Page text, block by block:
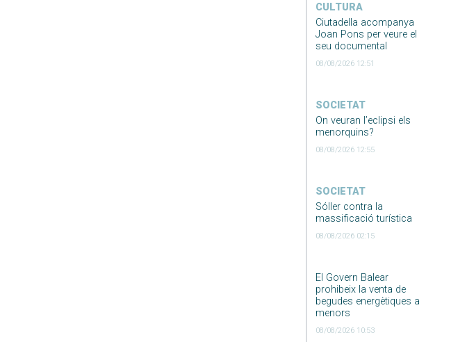
CULTURA
Ciutadella acompanya
Joan Pons per veure el
seu documental
08/08/2026 12:51
SOCIETAT
On veuran l’eclipsi els
menorquins?
08/08/2026 12:55
SOCIETAT
Sóller contra la
massificació turística
08/08/2026 02:15
El Govern Balear
prohibeix la venta de
begudes energètiques a
menors
08/08/2026 10:53